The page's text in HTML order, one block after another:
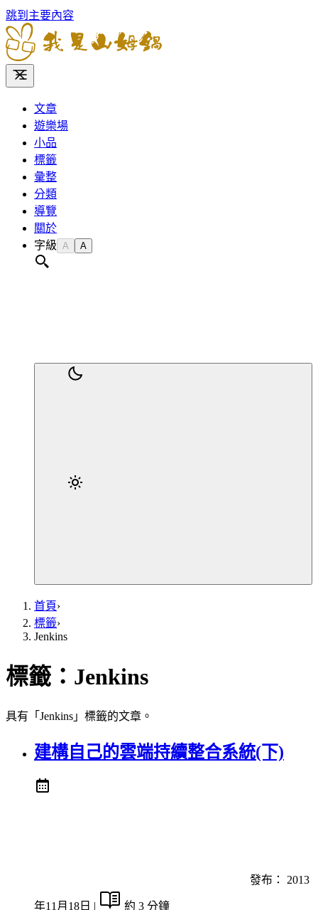
跳到主要內容
文章
遊樂場
小品
標籤
彙整
分類
導覽
關於
字級 A A
首頁›
標籤›
Jenkins
標籤： Jenkins
具有「Jenkins」標籤的文章。
建構自己的雲端持續整合系統(下)
發布： 2013
年11月18日 | 約 3 分鐘